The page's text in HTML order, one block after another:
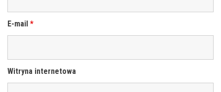
E-mail *
Witryna internetowa